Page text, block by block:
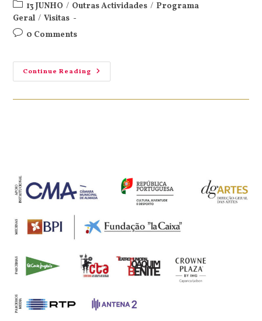
13 JUNHO / Outras Actividades / Programa
Geral / Visitas
0 Comments
Continue Reading